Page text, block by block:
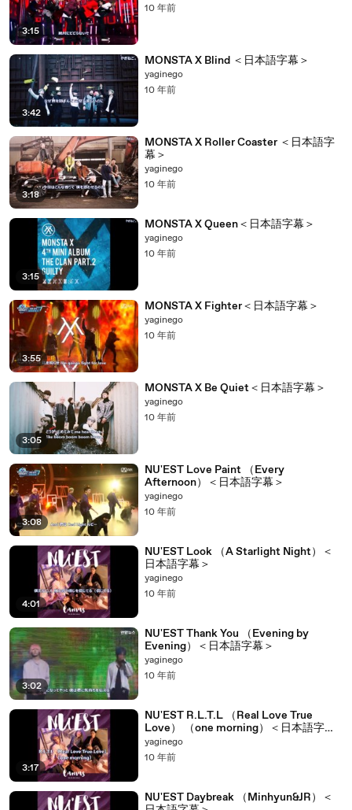
3:15
10 年前
3:42
MONSTA X Blind ＜日本語字幕＞
yaginego
10 年前
3:18
MONSTA X Roller Coaster ＜日本語字
幕＞
yaginego
10 年前
3:15
MONSTA X Queen＜日本語字幕＞
yaginego
10 年前
3:55
MONSTA X Fighter＜日本語字幕＞
yaginego
10 年前
3:05
MONSTA X Be Quiet＜日本語字幕＞
yaginego
10 年前
3:08
NU'EST Love Paint （Every
Afternoon）＜日本語字幕＞
yaginego
10 年前
4:01
NU'EST Look （A Starlight Night）＜
日本語字幕＞
yaginego
10 年前
3:02
NU'EST Thank You （Evening by
Evening）＜日本語字幕＞
yaginego
10 年前
3:17
NU'EST R.L.T.L （Real Love True
Love） （one morning）＜日本語字幕
＞
yaginego
10 年前
NU'EST Daybreak （Minhyun&JR）＜